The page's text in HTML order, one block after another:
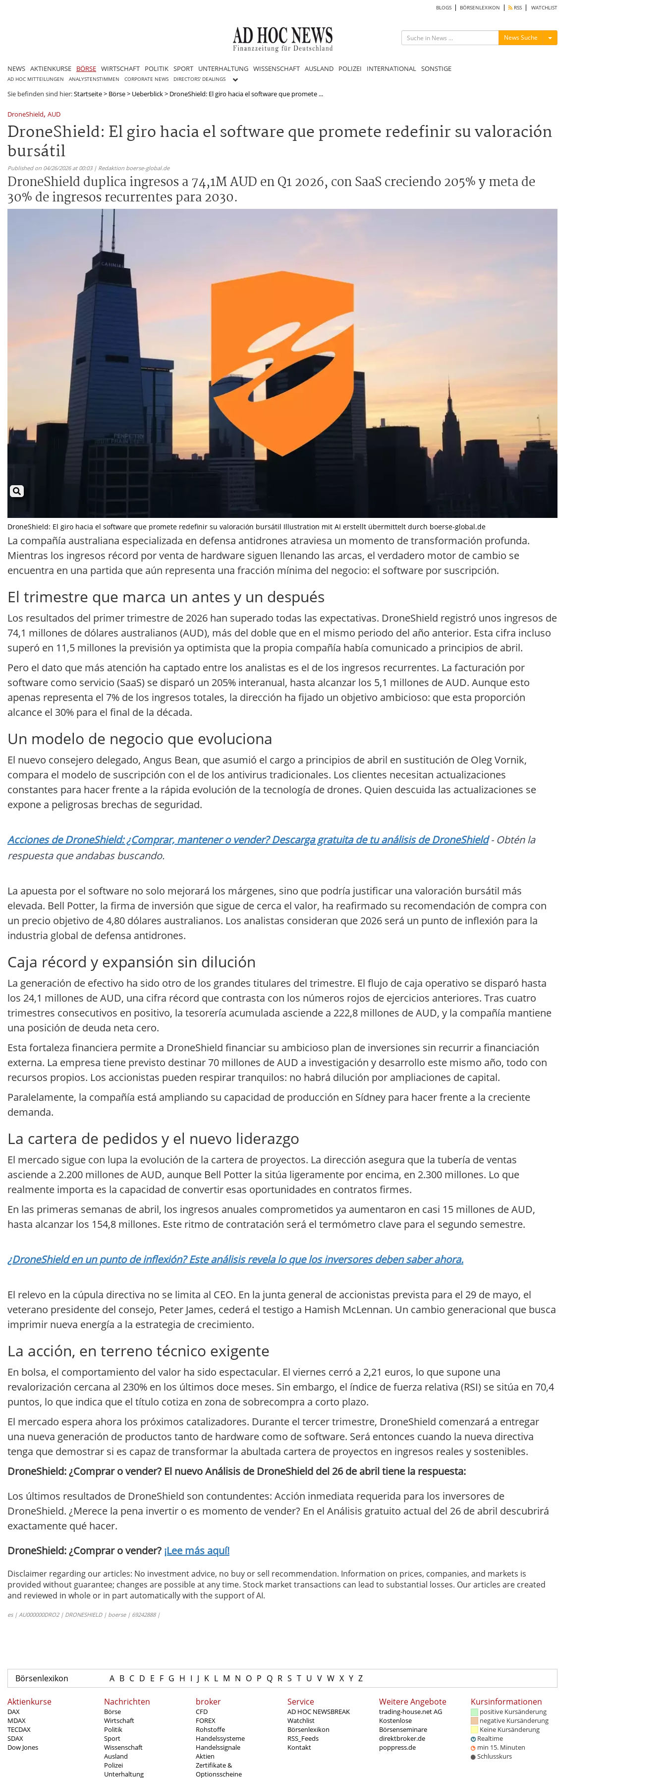
BLOGS BÖRSENLEXIKON RSS WATCHLIST
News Suche Menü ein-/ausblenden
NEWS AKTIENKURSE BÖRSE WIRTSCHAFT POLITIK SPORT UNTERHALTUNG WISSENSCHAFT AUSLAND POLIZEI INTERNATIONAL SONSTIGE
AD HOC MITTEILUNGEN ANALYSTENSTIMMEN CORPORATE NEWS DIRECTORS' DEALINGS
Sie befinden sind hier:Startseite> Börse> Ueberblick> DroneShield: El giro hacia el software que promete ...
DroneShield, AUD
DroneShield: El giro hacia el software que promete redefinir su valoración
bursátil
Published on 04/26/2026 at 00:03 | Redaktion boerse-global.de
DroneShield duplica ingresos a 74,1M AUD en Q1 2026, con SaaS creciendo 205% y meta de
30% de ingresos recurrentes para 2030.
DroneShield: El giro hacia el software que promete redefinir su valoración bursátil Illustration mit AI erstellt übermittelt durch boerse-global.de
La compañía australiana especializada en defensa antidrones atraviesa un momento de transformación profunda.
Mientras los ingresos récord por venta de hardware siguen llenando las arcas, el verdadero motor de cambio se
encuentra en una partida que aún representa una fracción mínima del negocio: el software por suscripción.
El trimestre que marca un antes y un después
Los resultados del primer trimestre de 2026 han superado todas las expectativas. DroneShield registró unos ingresos de
74,1 millones de dólares australianos (AUD), más del doble que en el mismo periodo del año anterior. Esta cifra incluso
superó en 11,5 millones la previsión ya optimista que la propia compañía había comunicado a principios de abril.
Pero el dato que más atención ha captado entre los analistas es el de los ingresos recurrentes. La facturación por
software como servicio (SaaS) se disparó un 205% interanual, hasta alcanzar los 5,1 millones de AUD. Aunque esto
apenas representa el 7% de los ingresos totales, la dirección ha fijado un objetivo ambicioso: que esta proporción
alcance el 30% para el final de la década.
Un modelo de negocio que evoluciona
El nuevo consejero delegado, Angus Bean, que asumió el cargo a principios de abril en sustitución de Oleg Vornik,
compara el modelo de suscripción con el de los antivirus tradicionales. Los clientes necesitan actualizaciones
constantes para hacer frente a la rápida evolución de la tecnología de drones. Quien descuida las actualizaciones se
expone a peligrosas brechas de seguridad.
Acciones de DroneShield: ¿Comprar, mantener o vender? Descarga gratuita de tu análisis de DroneShield- Obtén la
respuesta que andabas buscando.
La apuesta por el software no solo mejorará los márgenes, sino que podría justificar una valoración bursátil más
elevada. Bell Potter, la firma de inversión que sigue de cerca el valor, ha reafirmado su recomendación de compra con
un precio objetivo de 4,80 dólares australianos. Los analistas consideran que 2026 será un punto de inflexión para la
industria global de defensa antidrones.
Caja récord y expansión sin dilución
La generación de efectivo ha sido otro de los grandes titulares del trimestre. El flujo de caja operativo se disparó hasta
los 24,1 millones de AUD, una cifra récord que contrasta con los números rojos de ejercicios anteriores. Tras cuatro
trimestres consecutivos en positivo, la tesorería acumulada asciende a 222,8 millones de AUD, y la compañía mantiene
una posición de deuda neta cero.
Esta fortaleza financiera permite a DroneShield financiar su ambicioso plan de inversiones sin recurrir a financiación
externa. La empresa tiene previsto destinar 70 millones de AUD a investigación y desarrollo este mismo año, todo con
recursos propios. Los accionistas pueden respirar tranquilos: no habrá dilución por ampliaciones de capital.
Paralelamente, la compañía está ampliando su capacidad de producción en Sídney para hacer frente a la creciente
demanda.
La cartera de pedidos y el nuevo liderazgo
El mercado sigue con lupa la evolución de la cartera de proyectos. La dirección asegura que la tubería de ventas
asciende a 2.200 millones de AUD, aunque Bell Potter la sitúa ligeramente por encima, en 2.300 millones. Lo que
realmente importa es la capacidad de convertir esas oportunidades en contratos firmes.
En las primeras semanas de abril, los ingresos anuales comprometidos ya aumentaron en casi 15 millones de AUD,
hasta alcanzar los 154,8 millones. Este ritmo de contratación será el termómetro clave para el segundo semestre.
¿DroneShield en un punto de inflexión? Este análisis revela lo que los inversores deben saber ahora.
El relevo en la cúpula directiva no se limita al CEO. En la junta general de accionistas prevista para el 29 de mayo, el
veterano presidente del consejo, Peter James, cederá el testigo a Hamish McLennan. Un cambio generacional que busca
imprimir nueva energía a la estrategia de crecimiento.
La acción, en terreno técnico exigente
En bolsa, el comportamiento del valor ha sido espectacular. El viernes cerró a 2,21 euros, lo que supone una
revalorización cercana al 230% en los últimos doce meses. Sin embargo, el índice de fuerza relativa (RSI) se sitúa en 70,4
puntos, lo que indica que el título cotiza en zona de sobrecompra a corto plazo.
El mercado espera ahora los próximos catalizadores. Durante el tercer trimestre, DroneShield comenzará a entregar
una nueva generación de productos tanto de hardware como de software. Será entonces cuando la nueva directiva
tenga que demostrar si es capaz de transformar la abultada cartera de proyectos en ingresos reales y sostenibles.
DroneShield: ¿Comprar o vender? El nuevo Análisis de DroneShield del 26 de abril tiene la respuesta:
Los últimos resultados de DroneShield son contundentes: Acción inmediata requerida para los inversores de
DroneShield. ¿Merece la pena invertir o es momento de vender? En el Análisis gratuito actual del 26 de abril descubrirá
exactamente qué hacer.
DroneShield: ¿Comprar o vender? ¡Lee más aquí!
Disclaimer regarding our articles: No investment advice, no buy or sell recommendation. Information on prices, companies, and markets is
provided without guarantee; changes are possible at any time. Stock market transactions can lead to substantial losses. Our articles are created
and reviewed in whole or in part automatically with the support of AI.
es | AU000000DRO2 | DRONESHIELD | boerse | 69242888 |
Börsenlexikon A B C D E F G H I J K L M N O P Q R S T U V W X Y Z
Aktienkurse
DAX
MDAX
TECDAX
SDAX
Dow Jones
Nachrichten
Börse
Wirtschaft
Politik
Sport
Wissenschaft
Ausland
Polizei
Unterhaltung
broker
CFD
FOREX
Rohstoffe
Handelssysteme
Handelssignale
Aktien
Zertifikate &
Optionsscheine
Service
AD HOC NEWSBREAK
Watchlist
Börsenlexikon
RSS_Feeds
Kontakt
Weitere Angebote
trading-house.net AG
Kostenlose
Börsenseminare
direktbroker.de
poppress.de
Kursinformationen
positive Kursänderung
negative Kursänderung
Keine Kursänderung
Realtime
min 15. Minuten
Schlusskurs